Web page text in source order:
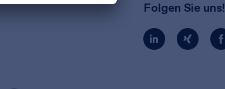
Folgen Sie uns!